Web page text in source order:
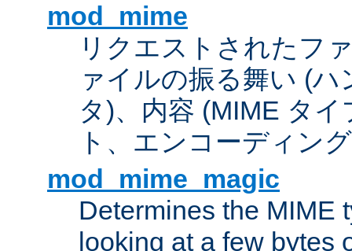
mod_mime
リクエストされたフ
ァイルの振る舞い (
タ)、内容 (MIME タ
ト、エンコーディン
mod_mime_magic
Determines the MIME
looking at a few bytes